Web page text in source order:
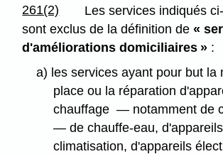
261(2)
Les services indiqués
sont exclus de la définition de«
d'améliorations domiciliaires » :
a) les services ayant pour but la
place ou la réparation
chauffage — notamment de
— de chauffe-eau,
climatisation, d'appareils